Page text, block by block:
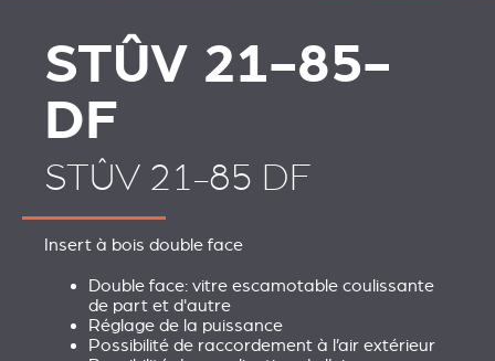
STÛV 21-85-
DF
STÛV 21-85 DF
Insert à bois double face
Double face: vitre escamotable coulissante
de part et d'autre
Réglage de la puissance
Possibilité de raccordement à l’air extérieur